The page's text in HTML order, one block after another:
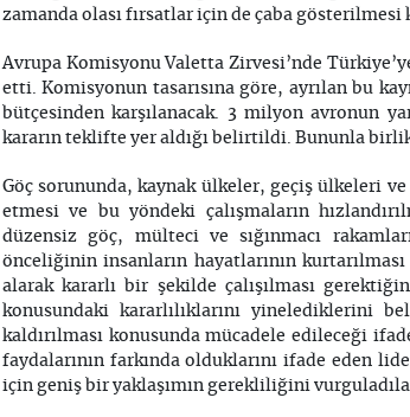
zamanda olası fırsatlar için de çaba gösterilmesi
Avrupa Komisyonu Valetta Zirvesi’nde
etti. Komisyonun tasarısına göre, ayrılan bu
bütçesinden karşılanacak. 3 milyon avronun
kararın teklifte yer aldığı belirtildi. Bununla
Göç sorununda, kaynak ülkeler, geçiş ülkeleri
etmesi ve bu yöndeki çalışmaların
düzensiz göç, mülteci ve sığınmacı
önceliğinin insanların hayatlarının
alarak kararlı bir şekilde çalışılması
konusundaki kararlılıklarını yinelediklerini
kaldırılması konusunda mücadele edileceği
faydalarının farkında olduklarını ifade eden
için geniş bir yaklaşımın gerekliliğini